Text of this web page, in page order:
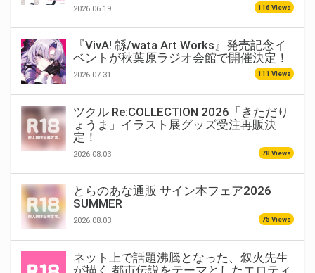
2026.06.19 116 Views
『VivA! 緜/wata Art Works』発売記念イ
ベントが秋葉原ラジオ会館で開催決定！
2026.07.31 111 Views
ツクル Re:COLLECTION 2026「きただり
ょうま」イラスト展グッズ受注再販決
定！
2026.08.03 78 Views
とらのあな通販 サイン本フェア2026
SUMMER
2026.08.03 75 Views
ネット上で話題沸騰となった、叙火先生